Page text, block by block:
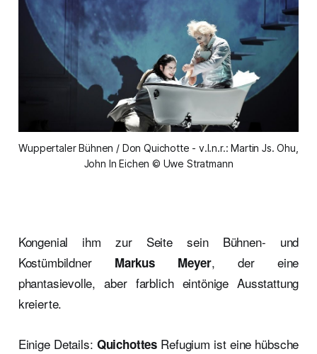
Wuppertaler Bühnen / Don Quichotte - v.l.n.r.: Martin Js. Ohu,
John In Eichen © Uwe Stratmann
Kongenial ihm zur Seite sein Bühnen- und
Kostümbildner Markus Meyer, der eine
phantasievolle, aber farblich eintönige Ausstattung
kreierte.
Einige Details: Quichottes Refugium ist eine hübsche